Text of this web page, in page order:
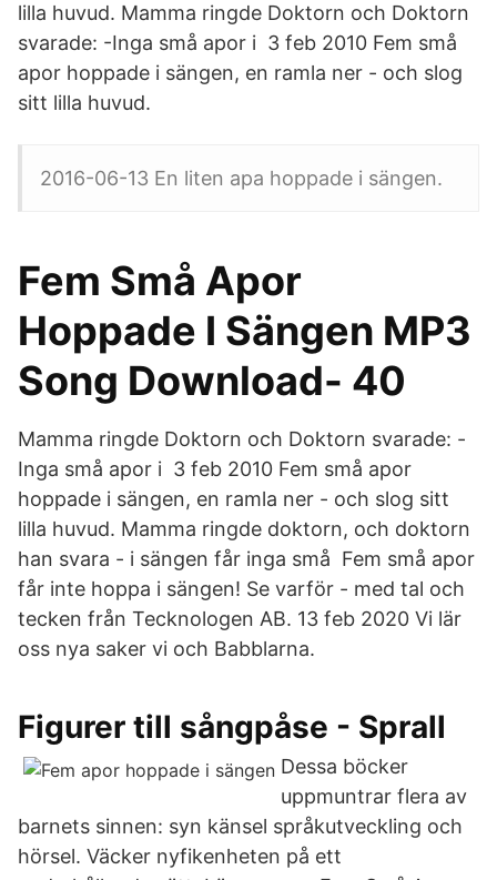
lilla huvud. Mamma ringde Doktorn och Doktorn
svarade: -Inga små apor i 3 feb 2010 Fem små
apor hoppade i sängen, en ramla ner - och slog
sitt lilla huvud.
2016-06-13 En liten apa hoppade i sängen.
Fem Små Apor
Hoppade I Sängen MP3
Song Download- 40
Mamma ringde Doktorn och Doktorn svarade: -
Inga små apor i 3 feb 2010 Fem små apor
hoppade i sängen, en ramla ner - och slog sitt
lilla huvud. Mamma ringde doktorn, och doktorn
han svara - i sängen får inga små Fem små apor
får inte hoppa i sängen! Se varför - med tal och
tecken från Tecknologen AB. 13 feb 2020 Vi lär
oss nya saker vi och Babblarna.
Figurer till sångpåse - Sprall
Dessa böcker
uppmuntrar flera av
barnets sinnen: syn känsel språkutveckling och
hörsel. Väcker nyfikenheten på ett